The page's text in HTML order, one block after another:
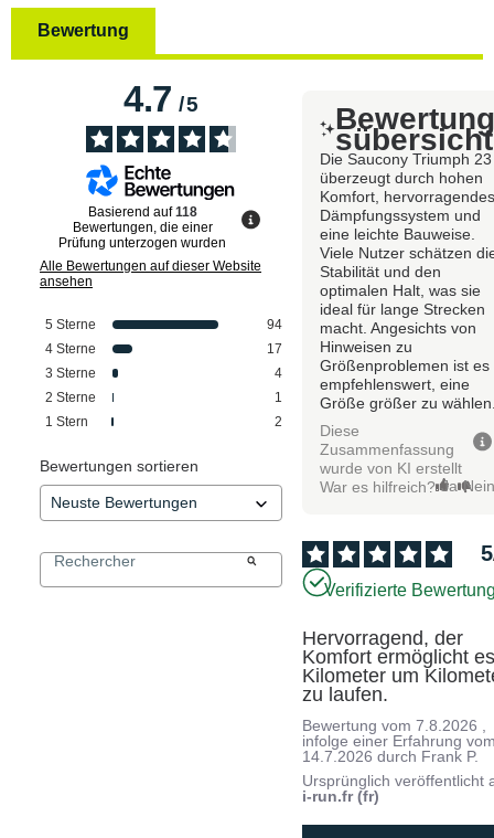
Bewertung
4.7/5
Basierend auf118
Bewertungen, die einer
Prüfung unterzogen wurden
Alle Bewertungen auf dieser Website
ansehen
5 Sterne
94
4 Sterne
17
3 Sterne
4
2 Sterne
1
1 Stern 2
Bewertungen sortieren
sübersicht
Die Saucony Triumph 23
überzeugt durch hohen
Komfort,
Dämpfungssystem und
eine leichte Bauweise.
Viele Nutzer schätzen
Stabilität und den
optimalen Halt, was sie
ideal für lange Strecken
macht. Angesichts von
Hinweisen zu
Größenproblemen ist es
empfehlenswert, eine
Größe größer zu
Diese
Zusammenfassung
wurde von KI erstellt
War es hilfreich? Ja
5
Verifizierte
Hervorragend, der
Komfort ermöglicht
Kilometer um
zu laufen.
Bewertung vom7.8.2026
infolge einer Erfahrung
14.7.2026 durch Frank P.
Ursprünglich veröffentlicht
i-run.fr (fr)